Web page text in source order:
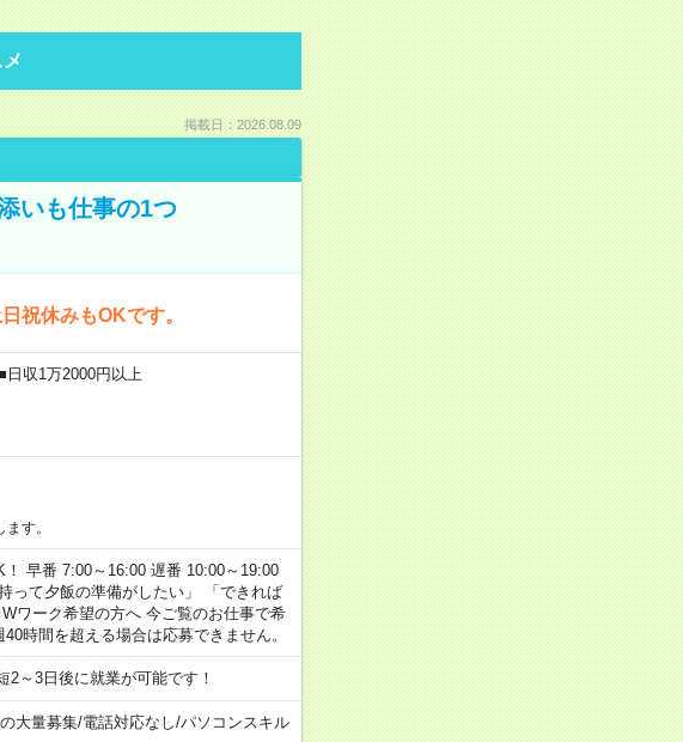
掲載日：2026.08.09
いも仕事の1つ
祝休みもOKです。
収1万2000円以上
す。
早番 7:00～16:00 遅番 10:00～19:00
って夕飯の準備がしたい」 「できれば
ワーク希望の方へ 今ご覧のお仕事で希
時間を超える場合は応募できません。
～3日後に就業が可能です！
大量募集/電話対応なし/パソコンスキル